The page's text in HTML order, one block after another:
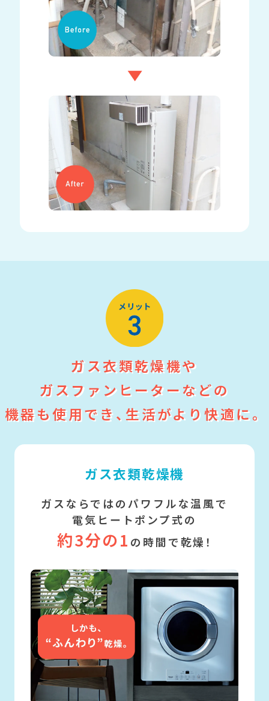
ガス衣類乾燥機や
ガスファンヒーターなどの
機器も使用でき、生活がより快適に。
ガス衣類乾燥機
ガスならではのパワフルな温風で
電気ヒートポンプ式の
約3分の1 の時間で乾燥！